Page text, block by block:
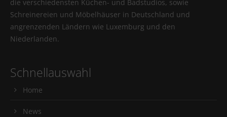
die verschiedensten Küchen- und Badstudios, sowie
Schreinereien und Möbelhäuser in Deutschland und
angrenzenden Ländern wie Luxemburg und den
Niederlanden.
Schnellauswahl
Home
News